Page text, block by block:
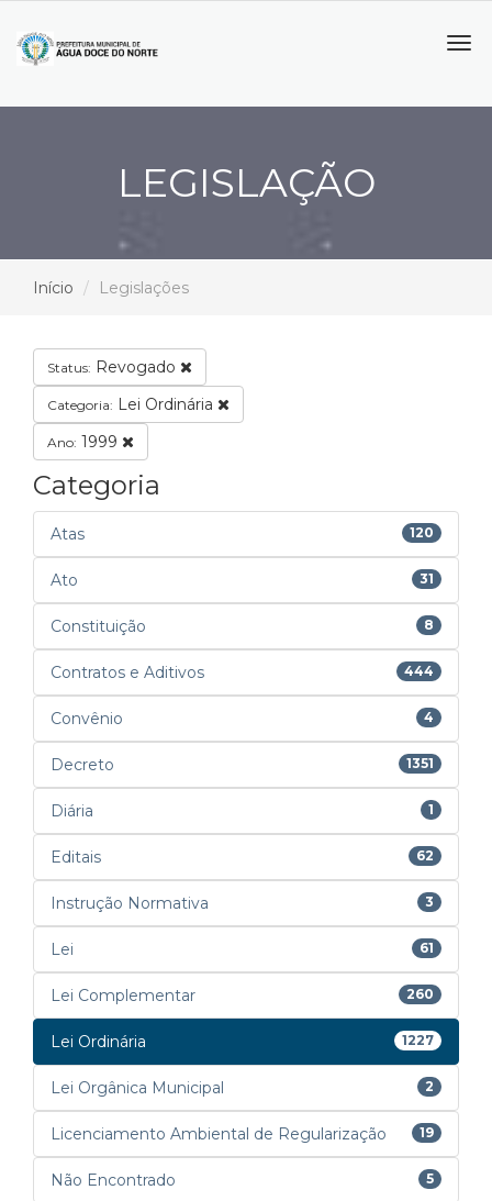
LEGISLAÇÃO
Início Legislações
Status: Revogado
Categoria: Lei Ordinária
Ano: 1999
Categoria
Atas 120
Ato 31
Constituição 8
Contratos e Aditivos 444
Convênio 4
Decreto 1351
Diária 1
Editais 62
Instrução Normativa 3
Lei 61
Lei Complementar 260
Lei Ordinária 1227
Lei Orgânica Municipal 2
Licenciamento Ambiental de Regularização 19
Não Encontrado 5